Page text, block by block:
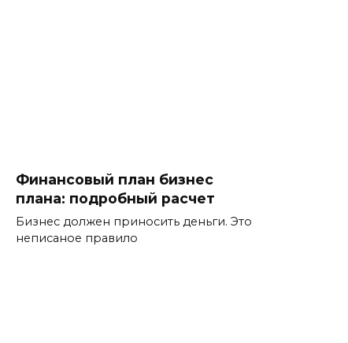
Финансовый план бизнес
плана: подробный расчет
Бизнес должен приносить деньги. Это
неписаное правило